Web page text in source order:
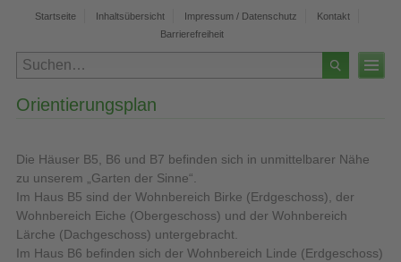
Startseite Inhaltsübersicht Impressum / Datenschutz
Kontakt
Barrierefreiheit
Orientierungsplan
Die Häuser B5, B6 und B7 befinden sich in unmittelbarer Nähe
zu unserem „Garten der Sinne“.
Im Haus B5 sind der Wohnbereich Birke (Erdgeschoss), der
Wohnbereich Eiche (Obergeschoss) und der Wohnbereich
Lärche (Dachgeschoss) untergebracht.
Im Haus B6 befinden sich der Wohnbereich Linde (Erdgeschoss)